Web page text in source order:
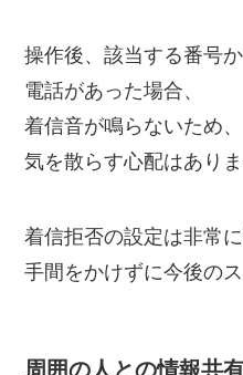
操作後、該当する番号
電話があった場合、
着信音が鳴らないため、
気を散らす心配はありま
着信拒否の設定は非常
手間をかけずに今後の
周囲の人との情報共